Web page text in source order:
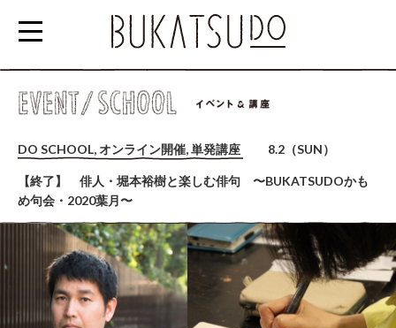
DO SCHOOL, オンライン開催, 単発講座 8.2（SUN）
【終了】 俳人・堀本裕樹と楽しむ俳句 〜BUKATSUDOかも
め句会・2020葉月〜
参
す
る